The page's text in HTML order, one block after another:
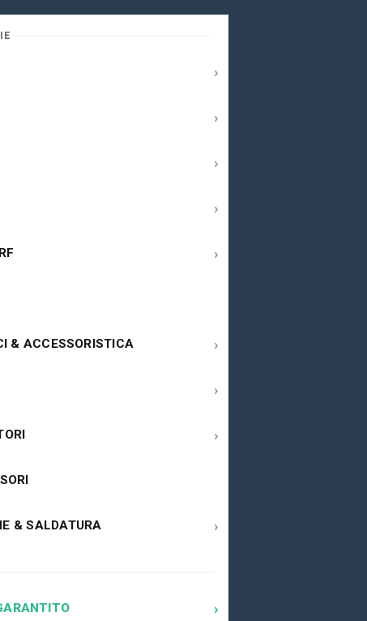
›
›
›
›
›
& ACCESSORISTICA ›
›
›
& SALDATURA ›
›